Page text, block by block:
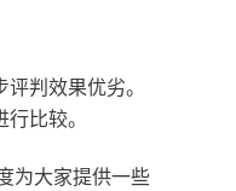
判效果优劣。
比较。
为大家提供一些